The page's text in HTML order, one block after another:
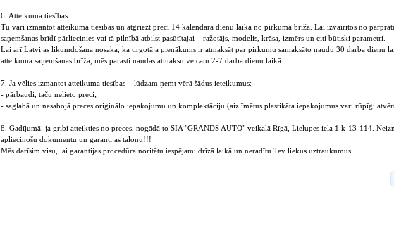
6. Atteikuma tiesības.
Tu vari izmantot atteikuma tiesības un atgriezt preci 14 kalendāra dienu laikā no pirkuma brīža. Lai izvairītos no
saņemšanas brīdī pārliecinies vai tā pilnībā atbilst pasūtītajai – ražotājs, modelis, krāsa, izmērs un citi būtiski parametri.
Lai arī Latvijas likumdošana nosaka, ka tirgotāja pienākums ir atmaksāt par pirkumu samaksāto naudu 30 darba dienu
atteikuma saņemšanas brīža, mēs parasti naudas atmaksu veicam 2-7 darba dienu laikā
7. Ja vēlies izmantot atteikuma tiesības – lūdzam ņemt vērā šādus ieteikumus:
- pārbaudi, taču nelieto preci;
- saglabā un nesabojā preces oriģinālo iepakojumu un komplektāciju (aizlīmētus plastikāta iepakojumus vari rūpīgi
8. Gadījumā, ja gribi atteikties no preces, nogādā to SIA "GRANDS AUTO" veikalā Rīgā, Lielupes iela 1 k-13-114.
apliecinošu dokumentu un garantijas talonu!!!
Mēs darīsim visu, lai garantijas procedūra noritētu iespējami drīzā laikā un neradītu Tev liekus uztraukumus.